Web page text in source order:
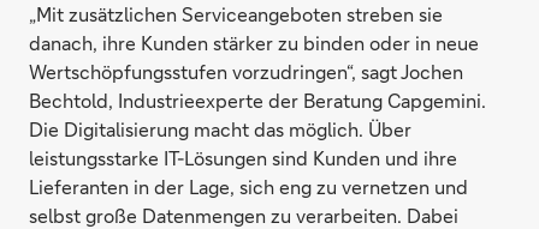
„Mit zusätzlichen Serviceangeboten streben sie
danach, ihre Kunden stärker zu binden oder in neue
Wertschöpfungsstufen vorzudringen“, sagt Jochen
Bechtold, Industrieexperte der Beratung Capgemini.
Die Digitalisierung macht das möglich. Über
leistungsstarke IT-Lösungen sind Kunden und ihre
Lieferanten in der Lage, sich eng zu vernetzen und
selbst große Datenmengen zu verarbeiten. Dabei